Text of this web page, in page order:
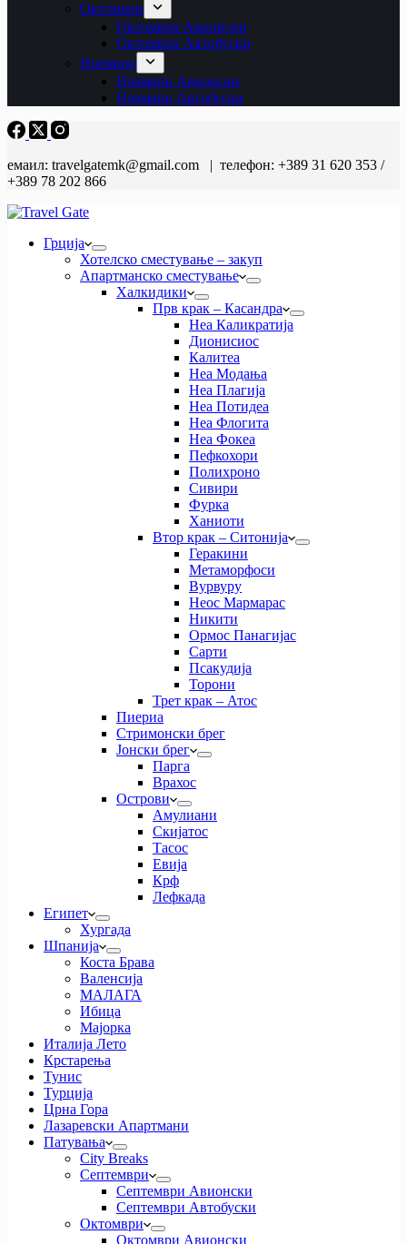
Октомври
Октомври Авионски
Октомври Автобуски
Ноември
Ноември Авионски
Ноември Автобуски
емаил: travelgatemk@gmail.com | телефон: +389 31 620 353 /
+389 78 202 866
Грција
Хотелско сместување – закуп
Апартманско сместување
Халкидики
Прв крак – Касандра
Неа Каликратија
Дионисиос
Калитеа
Неа Модања
Неа Плагија
Неа Потидеа
Неа Флогита
Неа Фокеа
Пефкохори
Полихроно
Сивири
Фурка
Ханиоти
Втор крак – Ситонија
Геракини
Метаморфоси
Вурвуру
Неос Мармарас
Никити
Ормос Панагијас
Сарти
Псакудија
Торони
Трет крак – Атос
Пиериа
Стримонски брег
Јонски брег
Парга
Врахос
Острови
Амулиани
Скијатос
Тасос
Евија
Крф
Лефкада
Египет
Хургада
Шпанија
Коста Брава
Валенсија
МАЛАГА
Ибица
Мајорка
Италија Лето
Крстарења
Тунис
Турција
Црна Гора
Лазаревски Апартмани
Патувања
City Breaks
Септември
Септември Авионски
Септември Автобуски
Октомври
Октомври Авионски